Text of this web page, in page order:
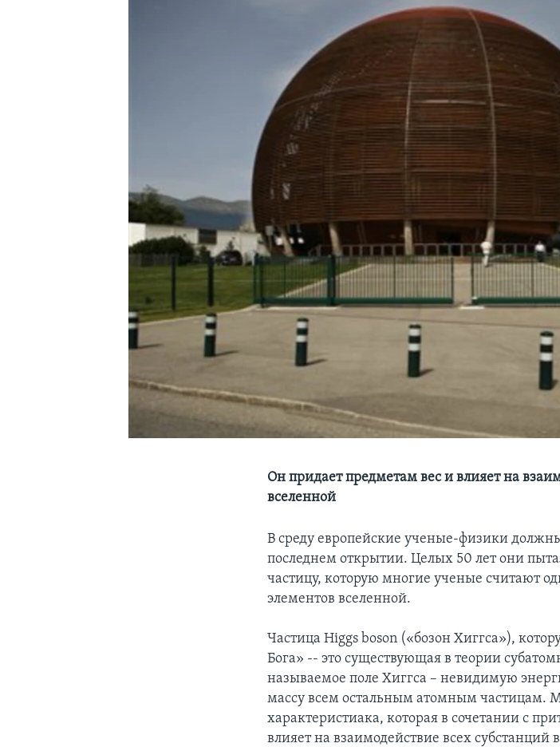
Он придает предметам вес и влияет на
вселенной
В среду европейские ученые-физики
последнем открытии. Целых 50 лет они
частицу, которую многие ученые считают
элементов вселенной.
Частица Higgs boson («бозон Хиггса»),
Бога» -- это существующая в теории
называемое поле Хиггса – невидимую
массу всем остальным атомным частицам.
характеристиака, которая в сочетании с
влияет на взаимодействие всех субстанций